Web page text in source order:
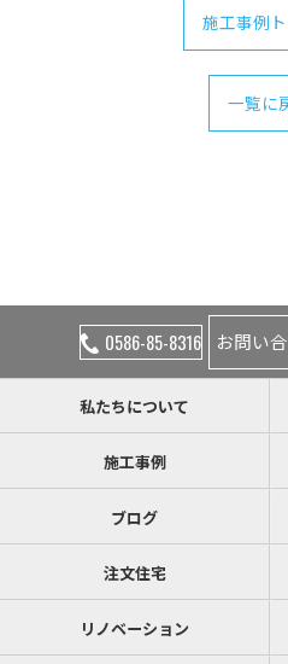
施工事例
一覧に
0586-85-8316 お問い
私たちについて
施工事例
ブログ
注文住宅
リノベーション